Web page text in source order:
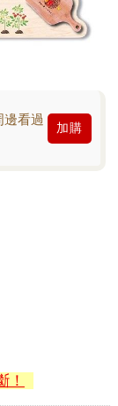
看過
加購
！